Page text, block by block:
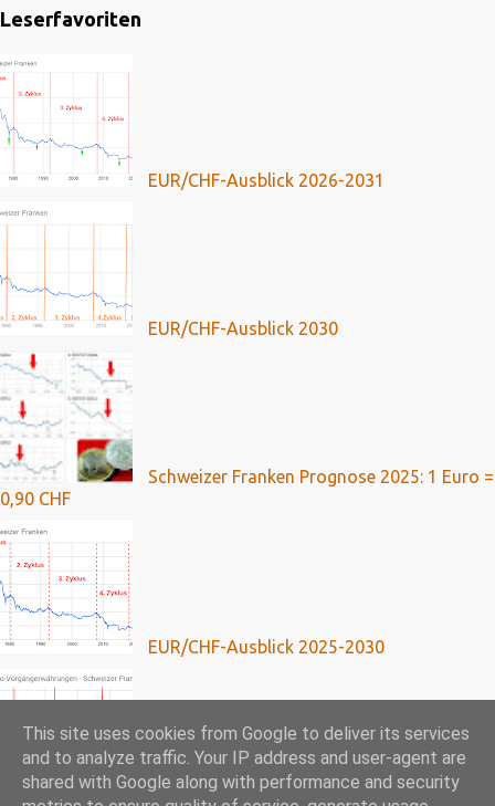
Leserfavoriten
EUR/CHF-Ausblick 2026-2031
EUR/CHF-Ausblick 2030
Schweizer Franken Prognose 2025: 1 Euro =
0,90 CHF
EUR/CHF-Ausblick 2025-2030
Franken-Kredite: Umfassende Analyse mit
This site uses cookies from Google to deliver its services
and to analyze traffic. Your IP address and user-agent are
shared with Google along with performance and security